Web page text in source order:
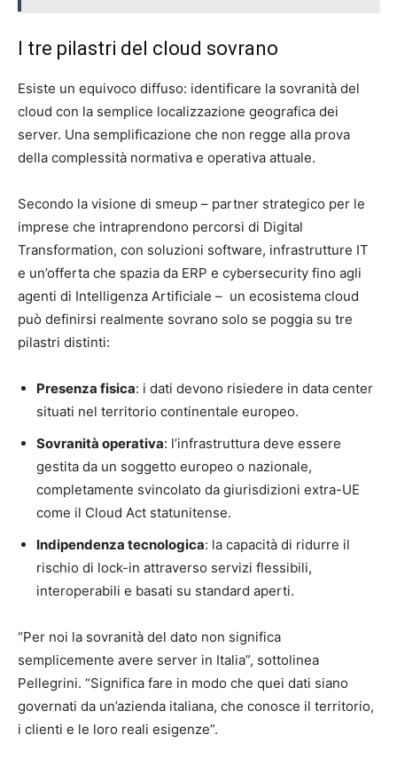
I tre pilastri del cloud sovrano
Esiste un equivoco diffuso: identificare la sovranità del
cloud con la semplice localizzazione geografica dei
server. Una semplificazione che non regge alla prova
della complessità normativa e operativa attuale.
Secondo la visione di smeup – partner strategico per le
imprese che intraprendono percorsi di Digital
Transformation, con soluzioni software, infrastrutture IT
e un’offerta che spazia da ERP e cybersecurity fino agli
agenti di Intelligenza Artificiale – un ecosistema cloud
può definirsi realmente sovrano solo se poggia su tre
pilastri distinti:
Presenza fisica: i dati devono risiedere in data center
situati nel territorio continentale europeo.
Sovranità operativa: l’infrastruttura deve essere
gestita da un soggetto europeo o nazionale,
completamente svincolato da giurisdizioni extra-UE
come il Cloud Act statunitense.
Indipendenza tecnologica: la capacità di ridurre il
rischio di lock-in attraverso servizi flessibili,
interoperabili e basati su standard aperti.
“Per noi la sovranità del dato non significa
semplicemente avere server in Italia”, sottolinea
Pellegrini. “Significa fare in modo che quei dati siano
governati da un’azienda italiana, che conosce il territorio,
i clienti e le loro reali esigenze”.